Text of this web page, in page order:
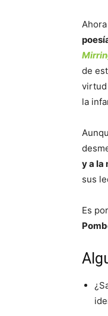
de
virtud
la
y a la
sus
Es